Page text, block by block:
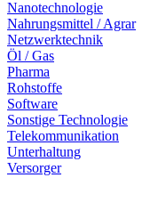
Nanotechnologie
Nahrungsmittel / Agrar
Netzwerktechnik
Öl / Gas
Pharma
Rohstoffe
Software
Sonstige Technologie
Telekommunikation
Unterhaltung
Versorger